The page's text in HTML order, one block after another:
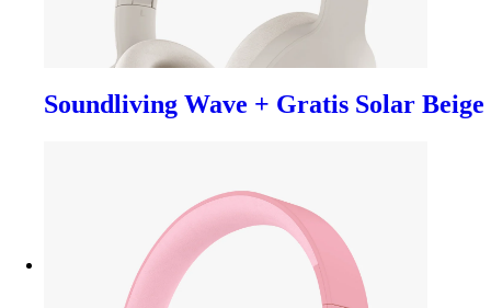
Soundliving Wave + Gratis Solar Beige